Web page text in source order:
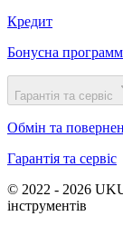
Кредит
Бонусна
Гарантія та сервіс
Обмін та
Гарантія та сервіс
© 2022 - 2026
інструментів